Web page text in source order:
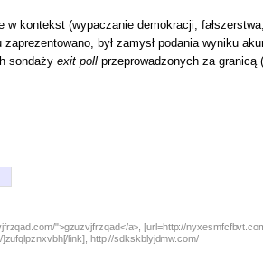
w kontekst (wypaczanie demokracji,
był zamysł podania wyniku
sondaży exit poll przeprowadzonych za granicą
">gzuzvjfrzqad</a>, [url=http://
link], http://sdkskblyjdmw.com/